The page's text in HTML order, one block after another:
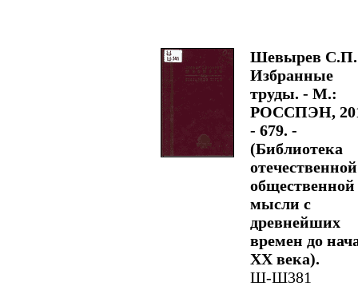
Шевырев С.П.
Избранные
труды. - М.:
РОССПЭН,
- 679. -
(Библиотека
отечественной
общественной
мысли с
древнейших
времен до
XX века).
Ш-Ш381